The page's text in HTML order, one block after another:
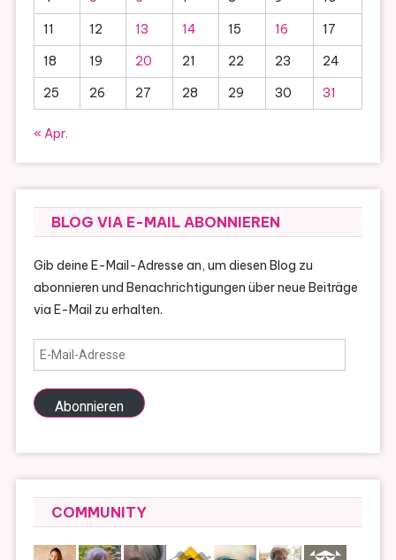
11
12 13 14 15 16
17
18
19 20 21 22 23
24
25
26 27 28 29 30 31
« Apr.
BLOG VIA E-MAIL ABONNIEREN
Gib deine E-Mail-Adresse an, um diesen Blog zu
abonnieren und Benachrichtigungen über neue Beiträge
via E-Mail zu erhalten.
E-
Mail-
Adresse
Abonnieren
COMMUNITY